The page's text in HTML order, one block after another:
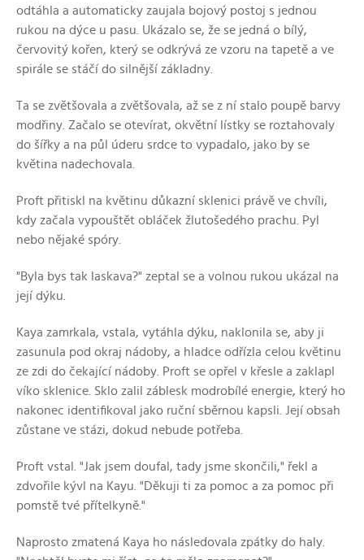
odtáhla a automaticky zaujala bojový postoj s jednou
rukou na dýce u pasu. Ukázalo se, že se jedná o bílý,
červovitý kořen, který se odkrývá ze vzoru na tapetě a ve
spirále se stáčí do silnější základny.
Ta se zvětšovala a zvětšovala, až se z ní stalo poupě barvy
modřiny. Začalo se otevírat, okvětní lístky se roztahovaly
do šířky a na půl úderu srdce to vypadalo, jako by se
květina nadechovala.
Proft přitiskl na květinu důkazní sklenici právě ve chvíli,
kdy začala vypouštět obláček žlutošedého prachu. Pyl
nebo nějaké spóry.
"Byla bys tak laskava?" zeptal se a volnou rukou ukázal na
její dýku.
Kaya zamrkala, vstala, vytáhla dýku, naklonila se, aby ji
zasunula pod okraj nádoby, a hladce odřízla celou květinu
ze zdi do čekající nádoby. Proft se opřel v křesle a zaklapl
víko sklenice. Sklo zalil záblesk modrobílé energie, který ho
nakonec identifikoval jako ruční sběrnou kapsli. Její obsah
zůstane ve stázi, dokud nebude potřeba.
Proft vstal. "Jak jsem doufal, tady jsme skončili," řekl a
zdvořile kývl na Kayu. "Děkuji ti za pomoc a za pomoc při
pomstě tvé přítelkyně."
Naprosto zmatená Kaya ho následovala zpátky do haly.